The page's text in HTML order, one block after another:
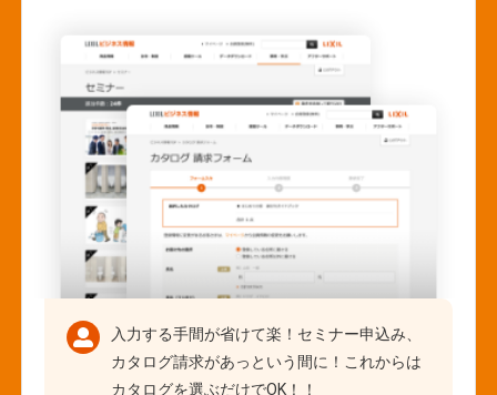
入力する手間が省けて楽！セミナー申込み、
カタログ請求があっという間に！これからは
カタログを選ぶだけでOK！！